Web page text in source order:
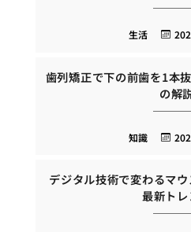
生活
歯列矯正で下の前歯を1本
の解
知識
デジタル技術で変わるマ
最新トレ